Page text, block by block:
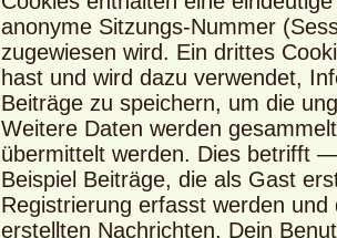
anonyme Sitzungs-Nummer
zugewiesen wird. Ein drittes
hast und wird dazu verwendet,
Beiträge zu speichern, um die
Weitere Daten werden
übermittelt werden. Dies betrifft
Beispiel Beiträge, die als Gast
Registrierung erfasst werden
erstellten Nachrichten. Dein